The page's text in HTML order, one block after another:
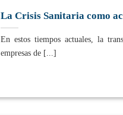
La Crisis Sanitaria como
En estos tiempos actuales, la
empresas de [...]